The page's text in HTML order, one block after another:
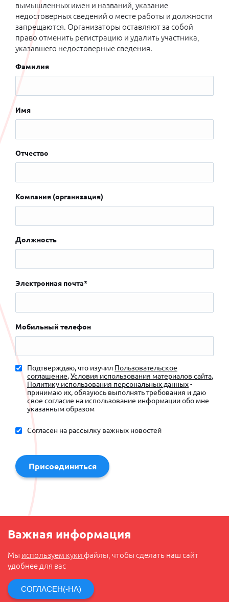
вымышленных имен и названий, указание
недостоверных сведений о месте работы и должности
запрещаются. Организаторы оставляют за собой
право отменить регистрацию и удалить участника,
указавшего недостоверные сведения.
Фамилия
Имя
Отчество
Компания (организация)
Должность
Электронная почта*
Мобильный телефон
Подтверждаю, что изучил Пользовательское
соглашение,Условия использования материалов сайта,
Политику использования персональных данных-
принимаю их, обязуюсь выполнять требования и даю
свое согласие на использование информации обо мне
указанным образом
Согласен на рассылку важных новостей
Присоединиться
Важная информация
Мы используем куки файлы, чтобы сделать наш сайт
удобнее для вас
СОГЛАСЕН(-НА)